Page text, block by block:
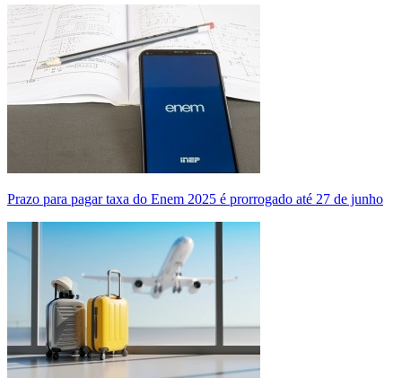
Prazo para pagar taxa do Enem 2025 é prorrogado até 27 de junho